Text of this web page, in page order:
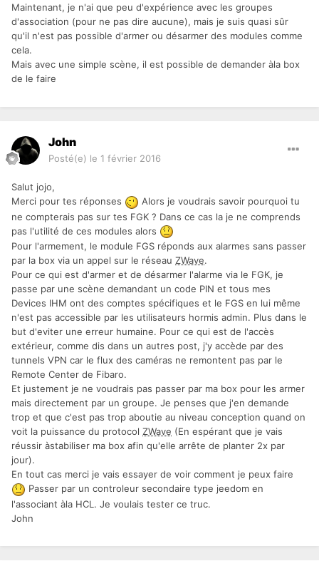
Maintenant, je n'ai que peu d'expérience avec les groupes
d'association (pour ne pas dire aucune), mais je suis quasi sûr
qu'il n'est pas possible d'armer ou désarmer des modules comme
cela.
Mais avec une simple scène, il est possible de demander àla box
de le faire
John
Posté(e) le 1 février 2016
Salut jojo,
Merci pour tes réponses
Alors je voudrais savoir pourquoi tu
ne compterais pas sur tes FGK ? Dans ce cas la je ne comprends
pas l'utilité de ces modules alors
Pour l'armement, le module FGS réponds aux alarmes sans passer
par la box via un appel sur le réseau ZWave.
Pour ce qui est d'armer et de désarmer l'alarme via le FGK, je
passe par une scène demandant un code PIN et tous mes
Devices IHM ont des comptes spécifiques et le FGS en lui même
n'est pas accessible par les utilisateurs hormis admin. Plus dans le
but d'eviter une erreur humaine. Pour ce qui est de l'accès
extérieur, comme dis dans un autres post, j'y accède par des
tunnels VPN car le flux des caméras ne remontent pas par le
Remote Center de Fibaro.
Et justement je ne voudrais pas passer par ma box pour les armer
mais directement par un groupe. Je penses que j'en demande
trop et que c'est pas trop aboutie au niveau conception quand on
voit la puissance du protocol ZWave (En espérant que je vais
réussir àstabiliser ma box afin qu'elle arrête de planter 2x par
jour).
En tout cas merci je vais essayer de voir comment je peux faire
Passer par un controleur secondaire type jeedom en
l'associant àla HCL. Je voulais tester ce truc.
John